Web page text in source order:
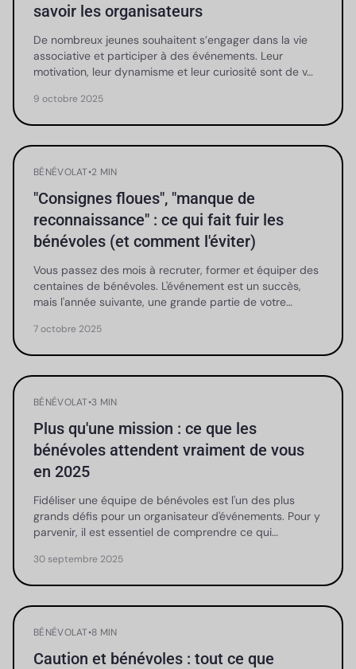
savoir les organisateurs
De nombreux jeunes souhaitent s’engager dans la vie
associative et participer à des événements. Leur
motivation, leur dynamisme et leur curiosité sont de v…
9 octobre 2025
BÉNÉVOLAT•2 MIN
"Consignes floues", "manque de
reconnaissance" : ce qui fait fuir les
bénévoles (et comment l'éviter)
Vous passez des mois à recruter, former et équiper des
centaines de bénévoles. L'événement est un succès,
mais l'année suivante, une grande partie de votre…
7 octobre 2025
BÉNÉVOLAT•3 MIN
Plus qu'une mission : ce que les
bénévoles attendent vraiment de vous
en 2025
Fidéliser une équipe de bénévoles est l'un des plus
grands défis pour un organisateur d'événements. Pour y
parvenir, il est essentiel de comprendre ce qui…
30 septembre 2025
BÉNÉVOLAT•8 MIN
Caution et bénévoles : tout ce que